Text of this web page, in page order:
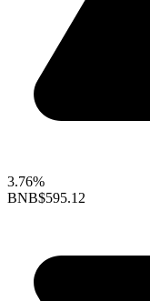
3.76%
BNB$595.12